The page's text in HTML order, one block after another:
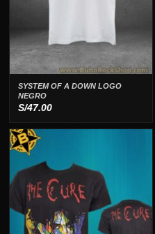
SYSTEM OF A DOWN LOGO
NEGRO
S/47.00